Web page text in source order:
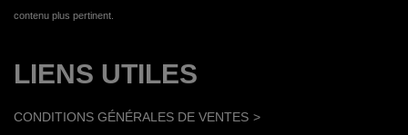
contenu plus pertinent.
LIENS UTILES
CONDITIONS GÉNÉRALES DE VENTES